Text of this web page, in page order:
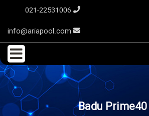
Badu Prime40